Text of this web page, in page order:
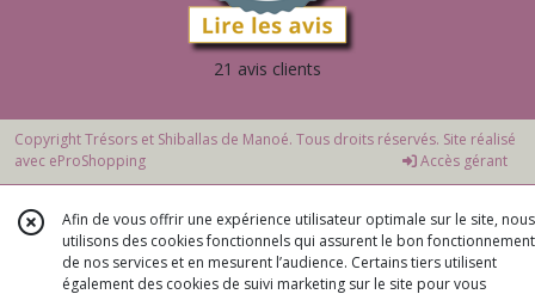
21 avis clients
Copyright Trésors et Shiballas de Manoé. Tous droits réservés. Site réalisé
avec eProShopping Accès gérant
Afin de vous offrir une expérience utilisateur optimale sur le site, nous
utilisons des cookies fonctionnels qui assurent le bon fonctionnement
de nos services et en mesurent l’audience. Certains tiers utilisent
également des cookies de suivi marketing sur le site pour vous